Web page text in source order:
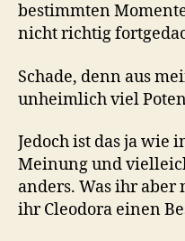
bestimmten
nicht richtig
Schade, denn aus
unheimlich viel
Jedoch ist das ja wie
Meinung und
anders. Was ihr
ihr Cleodora einen